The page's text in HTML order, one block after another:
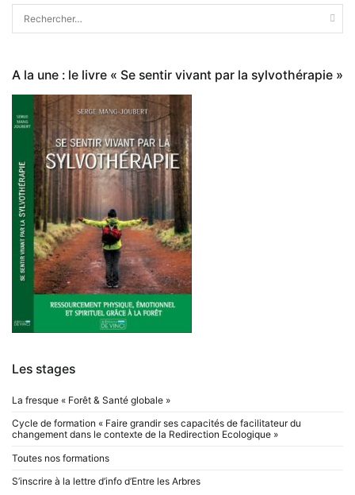
Rechercher :
A la une : le livre « Se sentir vivant par la sylvothérapie »
Les stages
La fresque « Forêt & Santé globale »
Cycle de formation « Faire grandir ses capacités de facilitateur du
changement dans le contexte de la Redirection Ecologique »
Toutes nos formations
S’inscrire à la lettre d’info d’Entre les Arbres